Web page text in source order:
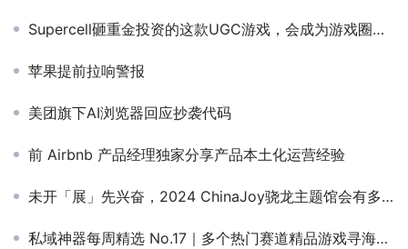
Supercell砸重金投资的这款UGC游戏，会成为游戏圈的TikTok么？
苹果提前拉响警报
美团旗下AI浏览器回应抄袭代码
前 Airbnb 产品经理独家分享产品本土化运营经验
未开「展」先兴奋，2024 ChinaJoy骁龙主题馆会有多好玩？
私域神器每周精选 No.17｜多个热门赛道精品游戏寻海内外发行与投资